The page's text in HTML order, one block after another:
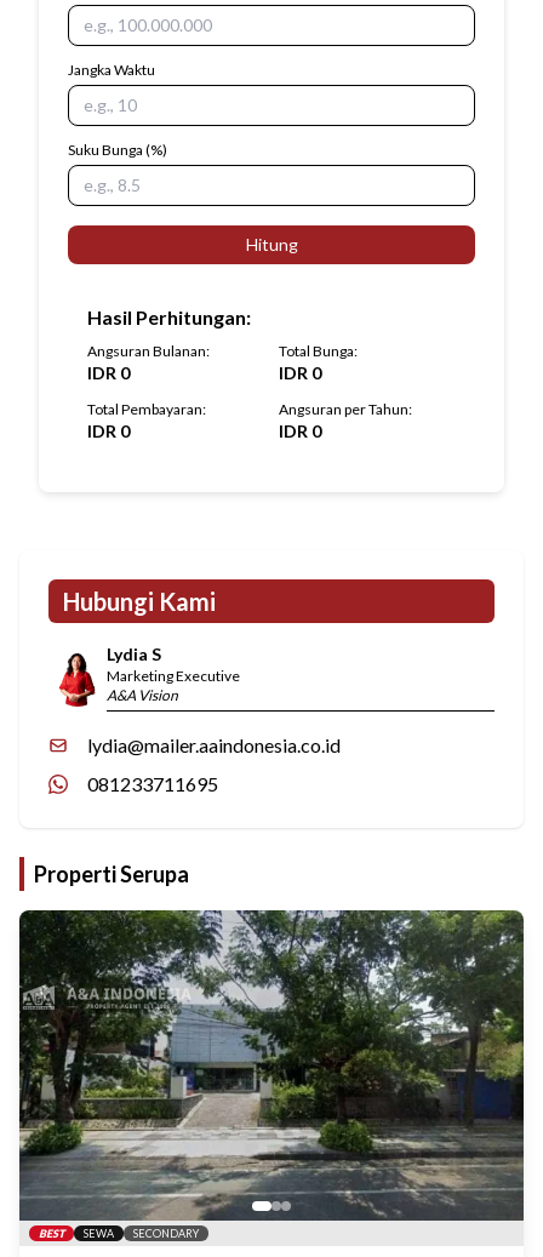
Jangka Waktu
Suku Bunga (%)
Hitung
Hasil Perhitungan:
Angsuran Bulanan:
IDR 0
Total Bunga:
IDR 0
Total Pembayaran:
IDR 0
Angsuran per Tahun:
IDR 0
Hubungi Kami
Lydia S
Marketing Executive
A&A Vision
lydia@mailer.aaindonesia.co.id
081233711695
Properti Serupa
BEST SEWA SECONDARY